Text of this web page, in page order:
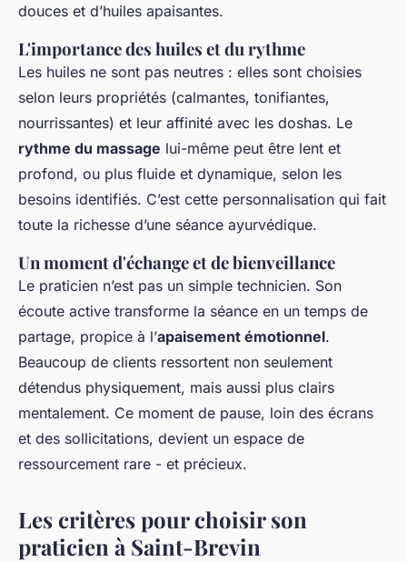
douces et d’huiles apaisantes.
L'importance des huiles et du rythme
Les huiles ne sont pas neutres : elles sont choisies
selon leurs propriétés (calmantes, tonifiantes,
nourrissantes) et leur affinité avec les doshas. Le
rythme du massage lui-même peut être lent et
profond, ou plus fluide et dynamique, selon les
besoins identifiés. C’est cette personnalisation qui fait
toute la richesse d’une séance ayurvédique.
Un moment d'échange et de bienveillance
Le praticien n’est pas un simple technicien. Son
écoute active transforme la séance en un temps de
partage, propice à l’apaisement émotionnel.
Beaucoup de clients ressortent non seulement
détendus physiquement, mais aussi plus clairs
mentalement. Ce moment de pause, loin des écrans
et des sollicitations, devient un espace de
ressourcement rare - et précieux.
Les critères pour choisir son
praticien à Saint-Brevin